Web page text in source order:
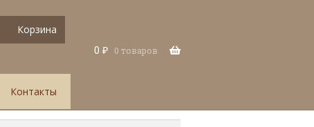
Корзина
0 ₽ 0 товаров
Контакты